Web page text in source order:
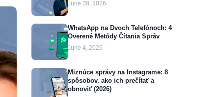
June 28, 2026
WhatsApp na Dvoch Telefónoch: 4
Overené Metódy Čítania Správ
June 4, 2026
Miznúce správy na Instagrame: 8
spôsobov, ako ich prečítať a
obnoviť (2026)